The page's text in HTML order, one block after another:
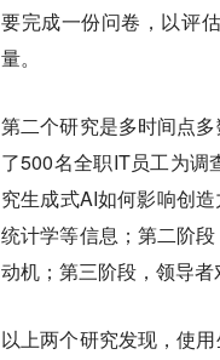
要完成一份问卷，以评
量。
第二个研究是多时间点
了500名全职IT员工为调
究生成式AI如何影响创
统计学等信息；第二阶
动机；第三阶段，领导者
以上两个研究发现，使